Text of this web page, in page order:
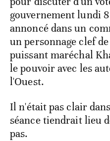
gouvernement lundi
annoncé dans un
un personnage clef
puissant maréchal
le pouvoir avec les
l'Ouest.
Il n'était pas clair
séance tiendrait lieu
pas.